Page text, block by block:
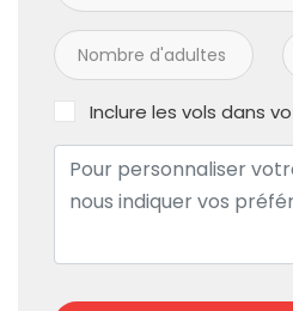
Inclure les vols dans